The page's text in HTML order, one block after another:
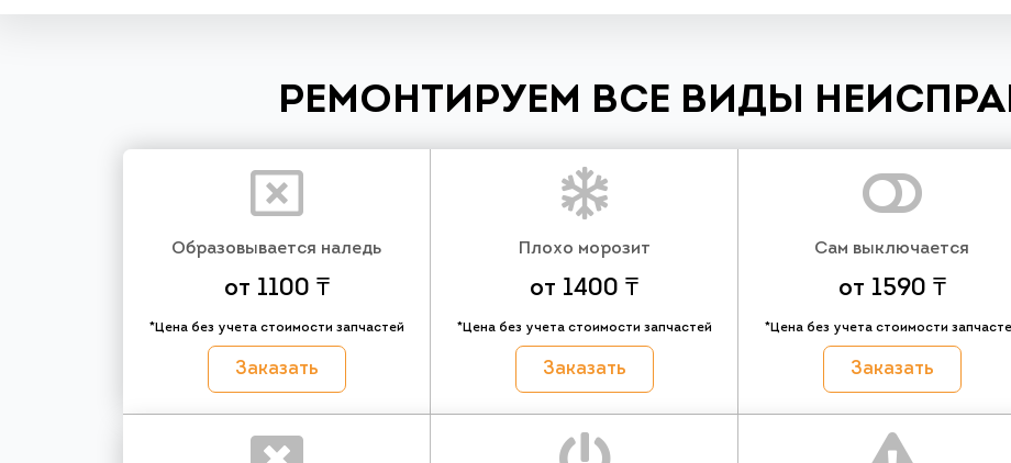
РЕМОНТИРУЕМ ВСЕ ВИДЫ
Образовывается наледь
от 1100 ₸
*Цена без учета стоимости запчастей
Заказать
Плохо морозит
от 1400 ₸
*Цена без учета стоимости запчастей
Заказать
Сам выключается
от 1590 ₸
*Цена без учета стоимости
Заказать